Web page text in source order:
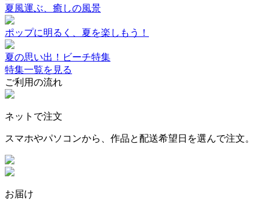
夏風運ぶ、癒しの風景
ポップに明るく、夏を楽しもう！
夏の思い出！ビーチ特集
特集一覧を見る
ご利用の流れ
ネットで注文
スマホやパソコンから、作品と配送希望日を選んで注文。
お届け